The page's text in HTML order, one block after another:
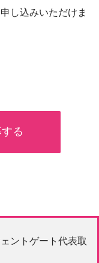
し込みいただけま
る
ントゲート代表取